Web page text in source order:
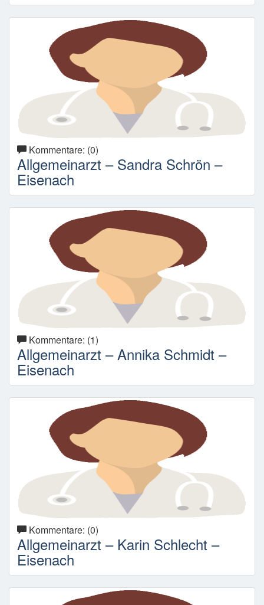
Kommentare: (0)
Allgemeinarzt – Sandra Schrön –
Eisenach
Kommentare: (1)
Allgemeinarzt – Annika Schmidt –
Eisenach
Kommentare: (0)
Allgemeinarzt – Karin Schlecht –
Eisenach